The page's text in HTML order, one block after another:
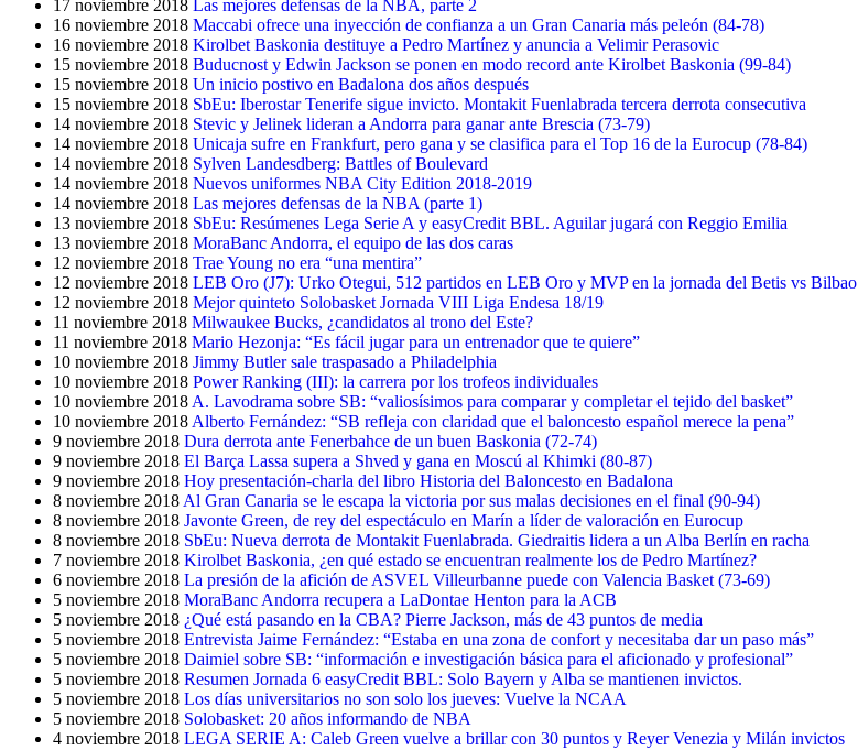
17 noviembre 2018 Las mejores defensas de la NBA, parte 2
16 noviembre 2018 Maccabi ofrece una inyección de confianza a un Gran Canaria más peleón (84-78)
16 noviembre 2018 Kirolbet Baskonia destituye a Pedro Martínez y anuncia a Velimir Perasovic
15 noviembre 2018 Buducnost y Edwin Jackson se ponen en modo record ante Kirolbet Baskonia (99-84)
15 noviembre 2018 Un inicio postivo en Badalona dos años después
15 noviembre 2018 SbEu: Iberostar Tenerife sigue invicto. Montakit Fuenlabrada tercera derrota consecutiva
14 noviembre 2018 Stevic y Jelinek lideran a Andorra para ganar ante Brescia (73-79)
14 noviembre 2018 Unicaja sufre en Frankfurt, pero gana y se clasifica para el Top 16 de la Eurocup (78-84)
14 noviembre 2018 Sylven Landesdberg: Battles of Boulevard
14 noviembre 2018 Nuevos uniformes NBA City Edition 2018-2019
14 noviembre 2018 Las mejores defensas de la NBA (parte 1)
13 noviembre 2018 SbEu: Resúmenes Lega Serie A y easyCredit BBL. Aguilar jugará con Reggio Emilia
13 noviembre 2018 MoraBanc Andorra, el equipo de las dos caras
12 noviembre 2018 Trae Young no era “una mentira”
12 noviembre 2018 LEB Oro (J7): Urko Otegui, 512 partidos en LEB Oro y MVP en la jornada del Betis vs Bilbao
12 noviembre 2018 Mejor quinteto Solobasket Jornada VIII Liga Endesa 18/19
11 noviembre 2018 Milwaukee Bucks, ¿candidatos al trono del Este?
11 noviembre 2018 Mario Hezonja: “Es fácil jugar para un entrenador que te quiere”
10 noviembre 2018 Jimmy Butler sale traspasado a Philadelphia
10 noviembre 2018 Power Ranking (III): la carrera por los trofeos individuales
10 noviembre 2018 A. Lavodrama sobre SB: “valiosísimos para comparar y completar el tejido del basket”
10 noviembre 2018 Alberto Fernández: “SB refleja con claridad que el baloncesto español merece la pena”
9 noviembre 2018 Dura derrota ante Fenerbahce de un buen Baskonia (72-74)
9 noviembre 2018 El Barça Lassa supera a Shved y gana en Moscú al Khimki (80-87)
9 noviembre 2018 Hoy presentación-charla del libro Historia del Baloncesto en Badalona
8 noviembre 2018 Al Gran Canaria se le escapa la victoria por sus malas decisiones en el final (90-94)
8 noviembre 2018 Javonte Green, de rey del espectáculo en Marín a líder de valoración en Eurocup
8 noviembre 2018 SbEu: Nueva derrota de Montakit Fuenlabrada. Giedraitis lidera a un Alba Berlín en racha
7 noviembre 2018 Kirolbet Baskonia, ¿en qué estado se encuentran realmente los de Pedro Martínez?
6 noviembre 2018 La presión de la afición de ASVEL Villeurbanne puede con Valencia Basket (73-69)
5 noviembre 2018 MoraBanc Andorra recupera a LaDontae Henton para la ACB
5 noviembre 2018 ¿Qué está pasando en la CBA? Pierre Jackson, más de 43 puntos de media
5 noviembre 2018 Entrevista Jaime Fernández: “Estaba en una zona de confort y necesitaba dar un paso más”
5 noviembre 2018 Daimiel sobre SB: “información e investigación básica para el aficionado y profesional”
5 noviembre 2018 Resumen Jornada 6 easyCredit BBL: Solo Bayern y Alba se mantienen invictos.
5 noviembre 2018 Los días universitarios no son solo los jueves: Vuelve la NCAA
5 noviembre 2018 Solobasket: 20 años informando de NBA
4 noviembre 2018 LEGA SERIE A: Caleb Green vuelve a brillar con 30 puntos y Reyer Venezia y Milán invictos